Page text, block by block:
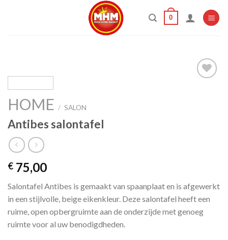
0
HOME / SALON
Antibes salontafel
€ 75,00
Salontafel Antibes is gemaakt van spaanplaat en is afgewerkt
in een stijlvolle, beige eikenkleur. Deze salontafel heeft een
ruime, open opbergruimte aan de onderzijde met genoeg
ruimte voor al uw benodigdheden.